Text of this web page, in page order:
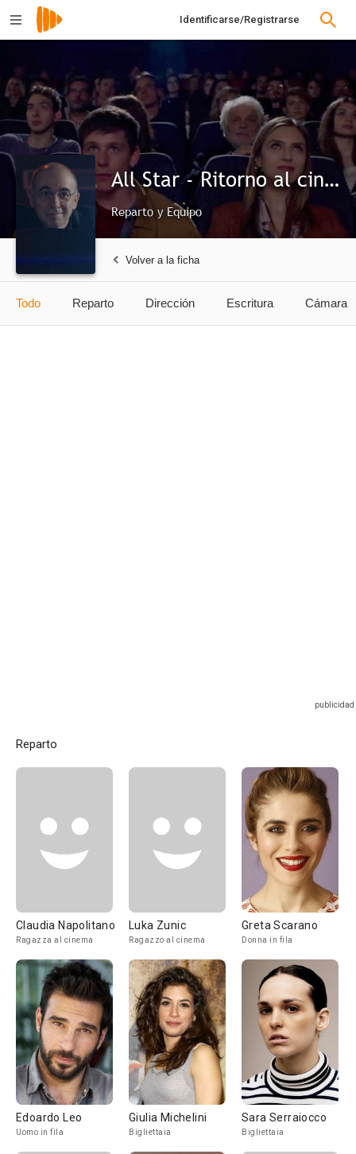
Identificarse/Registrarse
All Star - Ritorno al cinema
Reparto y Equipo
Volver a la ficha
Todo Reparto Dirección Escritura Cámara
Reparto
Claudia Napolitano
Ragazza al cinema
Luka Zunic
Ragazzo al cinema
Greta Scarano
Donna in fila
Edoardo Leo
Uomo in fila
Giulia Michelini
Bigliettaia
Sara Serraiocco
Bigliettaia